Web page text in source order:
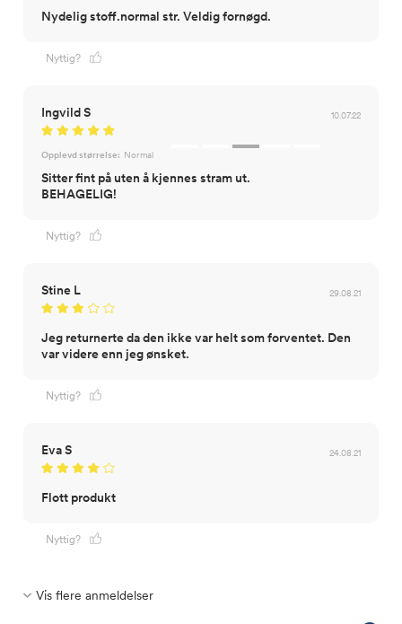
Nydelig stoff.normal str. Veldig fornøgd.
Nyttig?
Ingvild S 10.07.22
Opplevd størrelse: Normal
Sitter fint på uten å kjennes stram ut.
BEHAGELIG!
Nyttig?
Stine L 29.08.21
Jeg returnerte da den ikke var helt som forventet. Den
var videre enn jeg ønsket.
Nyttig?
Eva S 24.08.21
Flott produkt
Nyttig?
Vis flere anmeldelser